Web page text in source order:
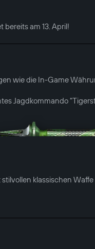
am 13. April!
wie die In-Game
Jagdkommando
klassischen